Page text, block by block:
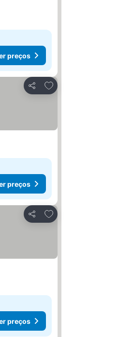
preços
Partilhar
Adicionar aos favoritos
preços
Partilhar
Adicionar aos favoritos
preços